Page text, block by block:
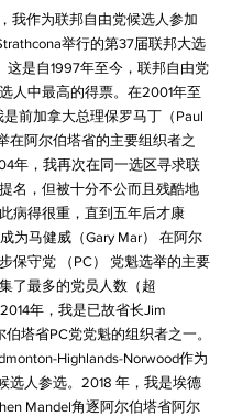
作为联邦自由党候选人参加
举行的第37届联邦大选
这是自1997年至今，联邦自由党
人中最高的得票。在2001年至
前加拿大总理保罗马丁（Paul
在阿尔伯塔省的主要组织者之
年，我再次在同一选区寻求联
名，但被十分不公而且残酷地
病得很重，直到五年后才康
为马健威（Gary Mar） 在阿尔
保守党 （PC） 党魁选举的主要
了最多的党员人数（超
年，我是已故省长Jim
伯塔省PC党党魁的组织者之一。
Highlands-Norwood作为
选人参选。2018 年，我是埃德
Mandel角逐阿尔伯塔省阿尔